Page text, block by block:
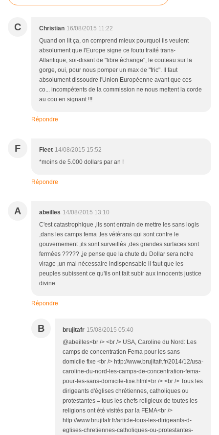
C Christian 16/08/2015 11:22
Quand on lit ça, on comprend mieux pourquoi ils veulent
absolument que l'Europe signe ce foutu traité trans-
Atlantique, soi-disant de "libre échange", le couteau sur la
gorge, oui, pour nous pomper un max de "fric". Il faut
absolument dissoudre l'Union Européenne avant que ces
co... incompétents de la commission ne nous mettent la corde
au cou en signant !!!
Répondre
F Fleet 14/08/2015 15:52
*moins de 5.000 dollars par an !
Répondre
A abeilles 14/08/2015 13:10
C'est catastrophique ,ils sont entrain de mettre les sans logis
,dans les camps fema ,les vétérans qui sont contre le
gouvernement ,ils sont surveillés ,des grandes surfaces sont
fermées ????? ,je pense que la chute du Dollar sera notre
virage ,un mal nécessaire indispensable il faut que les
peuples subissent ce qu'ils ont fait subir aux innocents justice
divine
Répondre
B brujitafr 15/08/2015 05:40
@abeilles<br /> <br /> USA, Caroline du Nord: Les
camps de concentration Fema pour les sans
domicile fixe <br /> http://www.brujitafr.fr/2014/12/usa-
caroline-du-nord-les-camps-de-concentration-fema-
pour-les-sans-domicile-fixe.html<br /> <br /> Tous les
dirigeants d'églises chrétiennes, catholiques ou
protestantes = tous les chefs religieux de toutes les
religions ont été visités par la FEMA<br />
http://www.brujitafr.fr/article-tous-les-dirigeants-d-
eglises-chretiennes-catholiques-ou-protestantes-